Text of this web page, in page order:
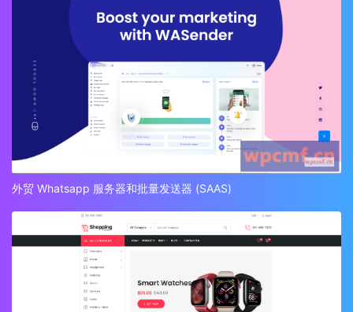
外贸 Whatsapp 服务器和批量发送器 (SAAS)